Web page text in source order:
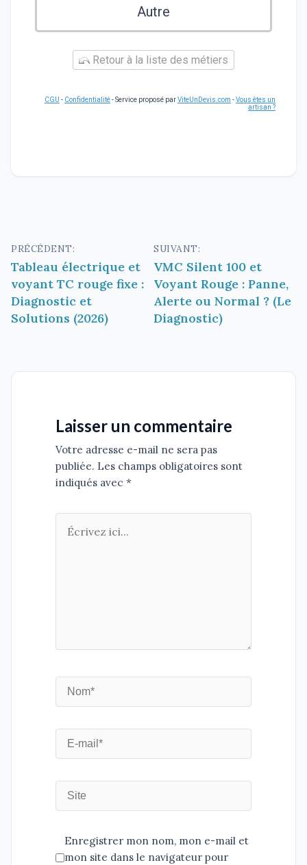
Autre
Retour à la liste des métiers
CGU - Confidentialité- Service proposé parViteUnDevis.com -Vous êtes un
artisan ?
Navigation
de
l’article
PRÉCÉDENT:
Tableau électrique et
voyant TC rouge fixe :
Diagnostic et
Solutions (2026)
SUIVANT:
VMC Silent 100 et
Voyant Rouge : Panne,
Alerte ou Normal ? (Le
Diagnostic)
Laisser un commentaire
Votre adresse e-mail ne sera pas
publiée. Les champs obligatoires sont
indiqués avec *
Enregistrer mon nom, mon e-mail et
mon site dans le navigateur pour